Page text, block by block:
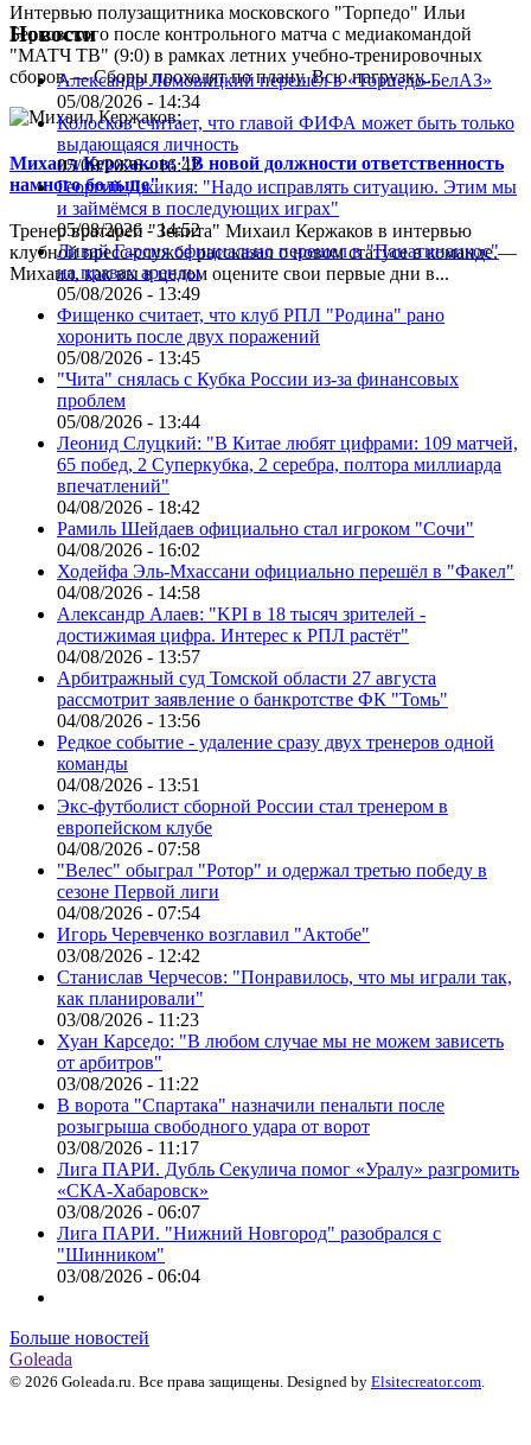
Интервью полузащитника московского "Торпедо" Ильи
Берковского после контрольного матча с медиакомандой
"МАТЧ ТВ" (9:0) в рамках летних учебно-тренировочных
сборов.— Сборы проходят по плану. Всю нагрузку,...
Михаил Кержаков: "В новой должности ответственность
намного больше"
Тренер вратарей "Зенита" Михаил Кержаков в интервью
клубной пресс-службе рассказал о новом статусе в команде.—
Михаил, как вы в целом оцените свои первые дни в...
Новости
Александр Ломовицкий перешёл в «Торпедо-БелАЗ»
05/08/2026 - 14:34
Колосков считает, что главой ФИФА может быть только
выдающаяся личность
05/08/2026 - 16:42
Георгий Джикия: "Надо исправлять ситуацию. Этим мы
и займёмся в последующих играх"
05/08/2026 - 14:52
Ливай Гарсия официально перешел в "Панатинаикос"
на правах аренды
05/08/2026 - 13:49
Фищенко считает, что клуб РПЛ "Родина" рано
хоронить после двух поражений
05/08/2026 - 13:45
"Чита" снялась с Кубка России из-за финансовых
проблем
05/08/2026 - 13:44
Леонид Слуцкий: "В Китае любят цифрами: 109 матчей,
65 побед, 2 Суперкубка, 2 серебра, полтора миллиарда
впечатлений"
04/08/2026 - 18:42
Рамиль Шейдаев официально стал игроком "Сочи"
04/08/2026 - 16:02
Ходейфа Эль-Мхассани официально перешёл в "Факел"
04/08/2026 - 14:58
Александр Алаев: "KPI в 18 тысяч зрителей -
достижимая цифра. Интерес к РПЛ растёт"
04/08/2026 - 13:57
Арбитражный суд Томской области 27 августа
рассмотрит заявление о банкротстве ФК "Томь"
04/08/2026 - 13:56
Редкое событие - удаление сразу двух тренеров одной
команды
04/08/2026 - 13:51
Экс-футболист сборной России стал тренером в
европейском клубе
04/08/2026 - 07:58
"Велес" обыграл "Ротор" и одержал третью победу в
сезоне Первой лиги
04/08/2026 - 07:54
Игорь Черевченко возглавил "Актобе"
03/08/2026 - 12:42
Станислав Черчесов: "Понравилось, что мы играли так,
как планировали"
03/08/2026 - 11:23
Хуан Карседо: "В любом случае мы не можем зависеть
от арбитров"
03/08/2026 - 11:22
В ворота "Спартака" назначили пенальти после
розыгрыша свободного удара от ворот
03/08/2026 - 11:17
Лига ПАРИ. Дубль Секулича помог «Уралу» разгромить
«СКА-Хабаровск»
03/08/2026 - 06:07
Лига ПАРИ. "Нижний Новгород" разобрался с
"Шинником"
03/08/2026 - 06:04
Больше новостей
Goleada
© 2026 Goleada.ru. Все права защищены. Designed by Elsitecreator.com